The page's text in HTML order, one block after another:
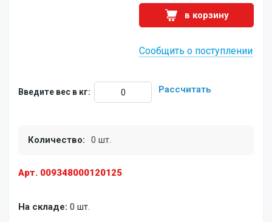
Арт. 009348000120125
На складе: 0 шт.
в корзину
Сообщить о поступлении
Введите вес в кг: Рассчитать
Количество: 0 шт.